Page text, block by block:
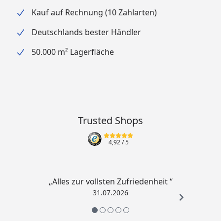
optional benötigte Glasmenge für Brennerschale:
12 kg
frostbeständig
geeignet für Gewerbe Umbau
ø 68 x H 45cm
Kauf auf Rechnung (10 Zahlarten)
Deutschlands bester Händler
50.000 m² Lagerfläche
Trusted Shops
4,92/ 5
„Alles zur vollsten Zufriedenheit “
31.07.2026